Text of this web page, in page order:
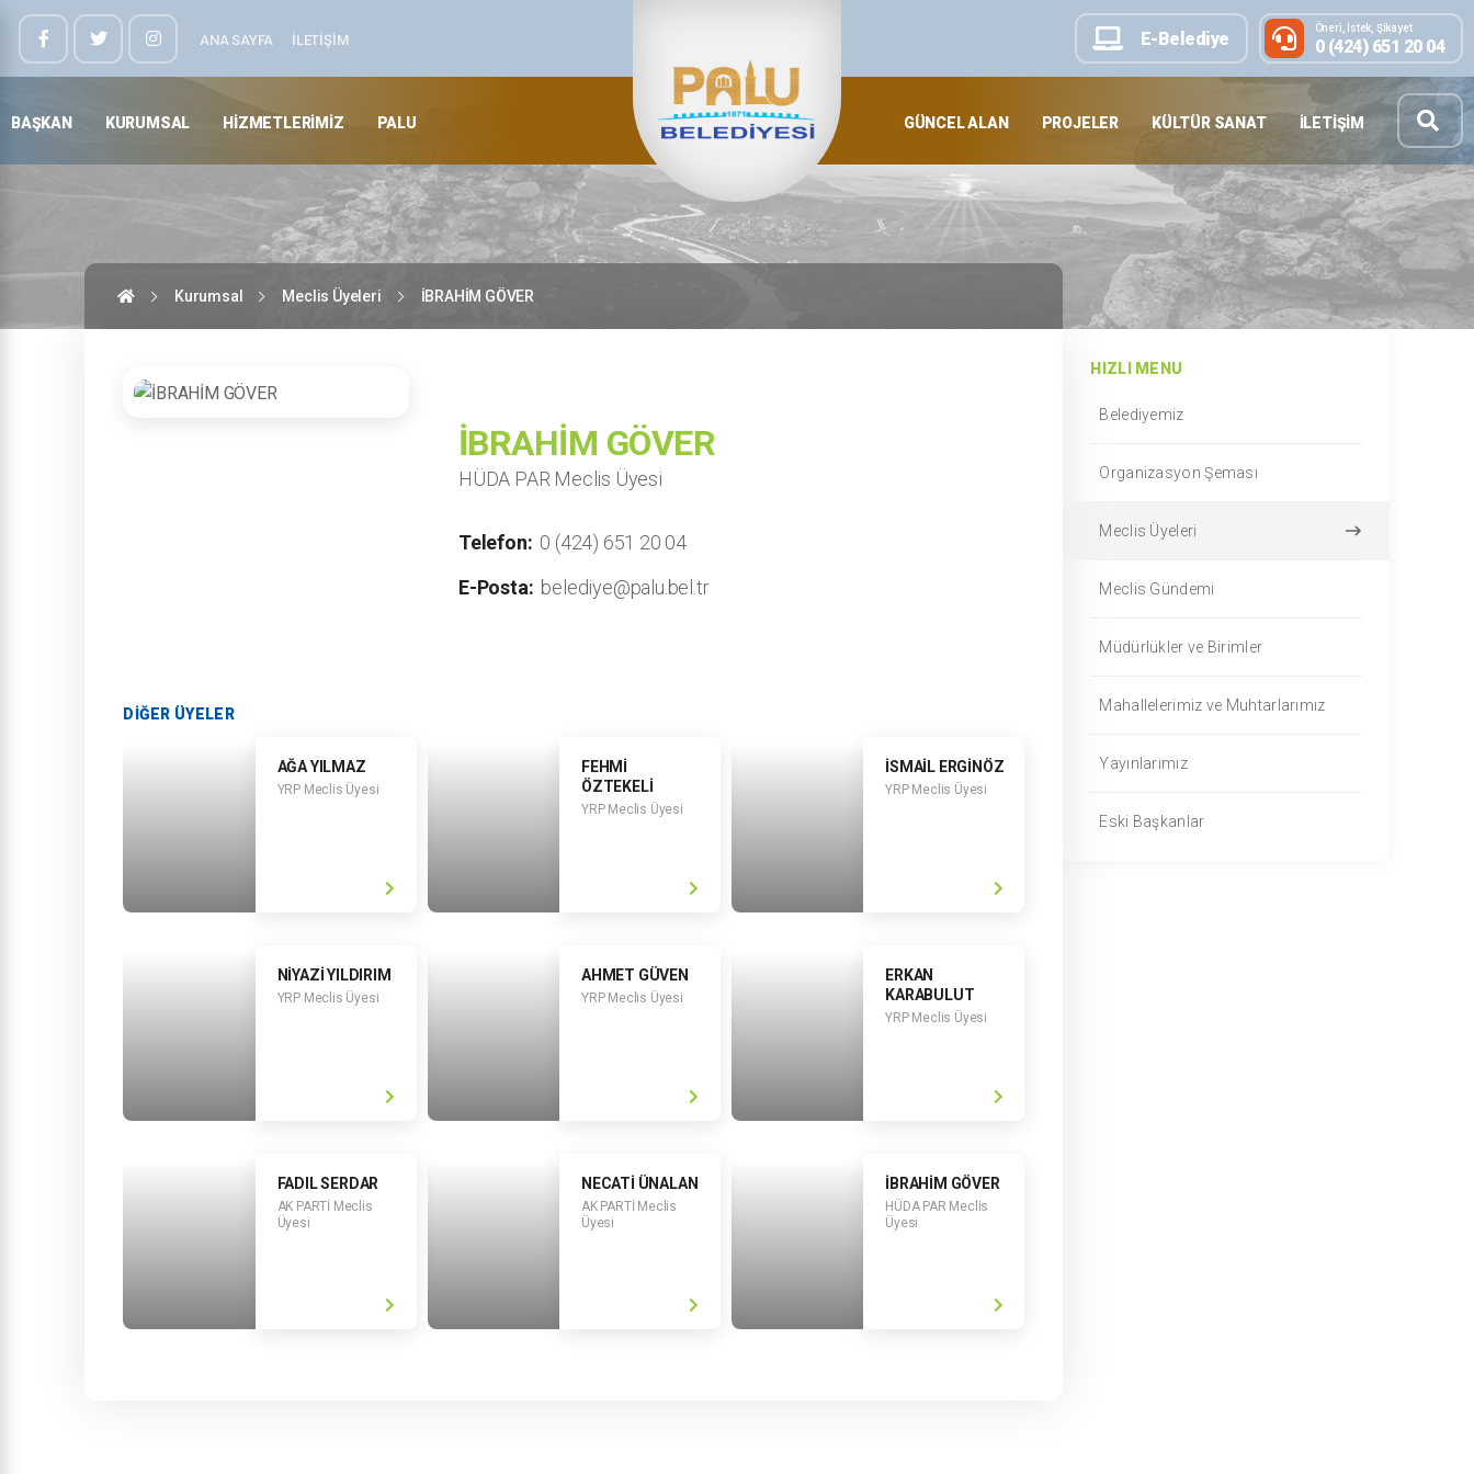
ANA SAYFA İLETIŞIM E-Belediye
Öneri, İstek, Şikayet
0 (424) 651 20 04
BAŞKAN KURUMSAL HIZMETLERIMIZ PALU GÜNCEL ALAN PROJELER KÜLTÜR SANAT İLETIŞIM
Kurumsal Meclis Üyeleri İBRAHİM GÖVER
İBRAHİM GÖVER
HÜDA PAR Meclis Üyesi
Telefon: 0 (424) 651 20 04
E-Posta: belediye@palu.bel.tr
DİĞER ÜYELER
AĞA YILMAZ
YRP Meclis Üyesi
FEHMİ
ÖZTEKELİ
YRP Meclis Üyesi
İSMAİL ERGİNÖZ
YRP Meclis Üyesi
NİYAZİ YILDIRIM
YRP Meclis Üyesi
AHMET GÜVEN
YRP Meclis Üyesi
ERKAN
KARABULUT
YRP Meclis Üyesi
FADIL SERDAR
AK PARTİ Meclis
Üyesi
NECATİ ÜNALAN
AK PARTİ Meclis
Üyesi
İBRAHİM GÖVER
HÜDA PAR Meclis
Üyesi
HIZLI MENU
Belediyemiz
Organizasyon Şeması
Meclis Üyeleri
Meclis Gündemi
Müdürlükler ve Birimler
Mahallelerimiz ve Muhtarlarımız
Yayınlarımız
Eski Başkanlar